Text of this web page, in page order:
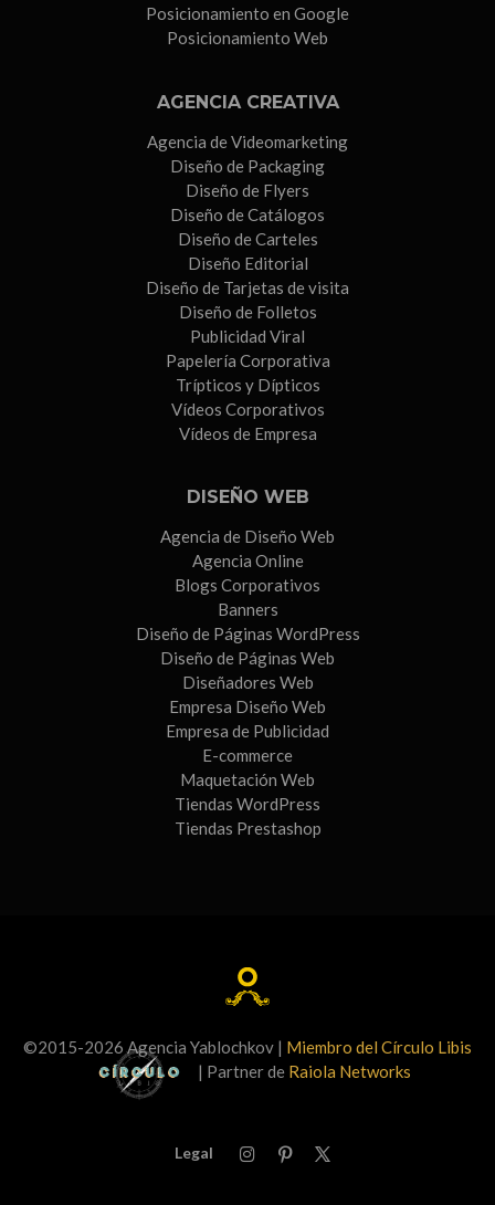
Posicionamiento en Google
Posicionamiento Web
AGENCIA CREATIVA
Agencia de Videomarketing
Diseño de Packaging
Diseño de Flyers
Diseño de Catálogos
Diseño de Carteles
Diseño Editorial
Diseño de Tarjetas de visita
Diseño de Folletos
Publicidad Viral
Papelería Corporativa
Trípticos y Dípticos
Vídeos Corporativos
Vídeos de Empresa
DISEÑO WEB
Agencia de Diseño Web
Agencia Online
Blogs Corporativos
Banners
Diseño de Páginas WordPress
Diseño de Páginas Web
Diseñadores Web
Empresa Diseño Web
Empresa de Publicidad
E-commerce
Maquetación Web
Tiendas WordPress
Tiendas Prestashop
©2015-2026 Agencia Yablochkov | Miembro del Círculo Libis
| Partner de Raiola Networks
Legal